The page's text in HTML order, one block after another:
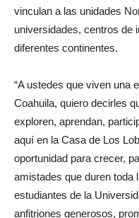
vinculan a las unidades
universidades, centros de
diferentes continentes.
“A ustedes que viven una
Coahuila, quiero decirles
exploren, aprendan,
aquí en la Casa de Los
oportunidad para crecer,
amistades que duren toda
estudiantes de la
anfitriones generosos,